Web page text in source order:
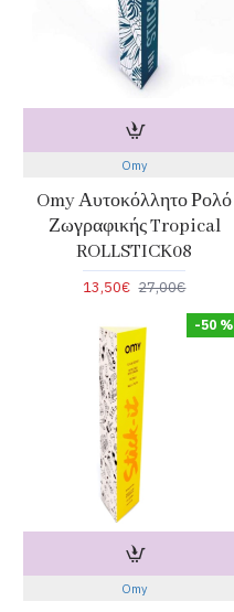
Omy
Omy Αυτοκόλλητο Ρολό
Ζωγραφικής Tropical
ROLLSTICK08
13,50€ 27,00€
-50 %
Omy